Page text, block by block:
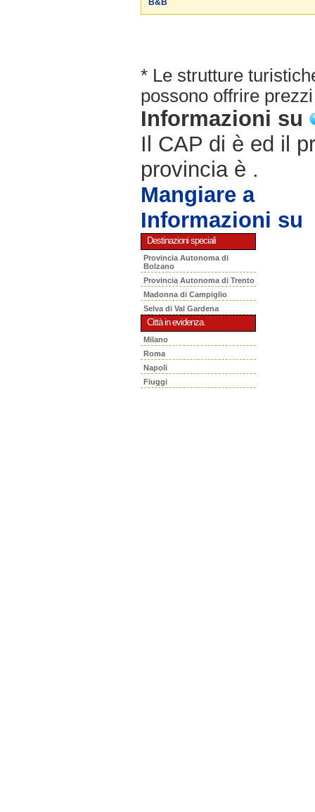
* Le strutture
possono offrire
Informazioni su
Il CAP di è ed il
provincia è .
Mangiare a
Informazioni su
Destinazioni speciali
Provincia Autonoma di
Bolzano
Provincia Autonoma di Trento
Madonna di Campiglio
Selva di Val Gardena
Città in evidenza.
Milano
Roma
Napoli
Fiuggi